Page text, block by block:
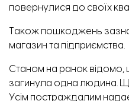
повернулися до своїх
Також пошкоджень
магазин та підприємства.
Станом на ранок відомо,
загинула одна людина.
Усім постраждалим